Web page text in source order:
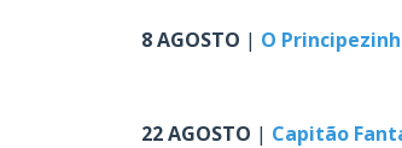
8 AGOSTO | O
22 AGOSTO | Capitão